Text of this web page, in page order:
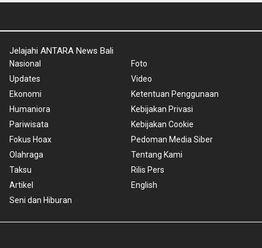
Jelajahi ANTARA News Bali
Nasional
Updates
Ekonomi
Humaniora
Pariwisata
Fokus Hoax
Olahraga
Taksu
Artikel
Seni dan Hiburan
Foto
Video
Ketentuan Penggunaan
Kebijakan Privasi
Kebijakan Cookie
Pedoman Media Siber
Tentang Kami
Rilis Pers
English